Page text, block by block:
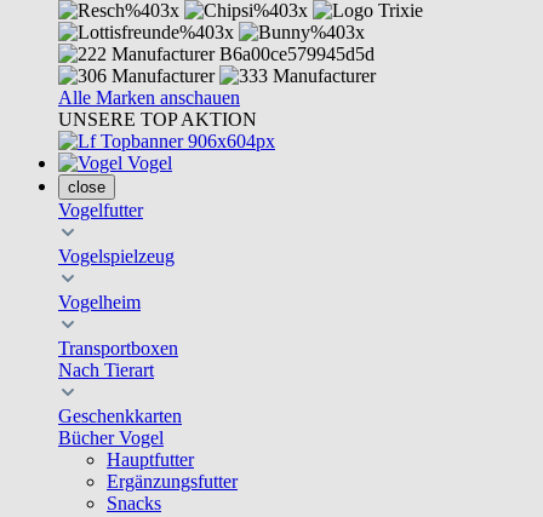
Alle Marken anschauen
UNSERE TOP AKTION
Vogel
close
Vogelfutter
Vogelspielzeug
Vogelheim
Transportboxen
Nach Tierart
Geschenkkarten
Bücher Vogel
Hauptfutter
Ergänzungsfutter
Snacks